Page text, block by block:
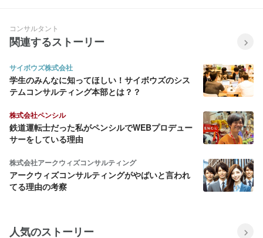
コンサルタント
関連するストーリー
サイボウズ株式会社
学生のみんなに知ってほしい！サイボウズのシス
テムコンサルティング本部とは？？
株式会社ペンシル
鉄道運転士だった私がペンシルでWEBプロデュー
サーをしている理由
株式会社アークウィズコンサルティング
アークウィズコンサルティングがやばいと言われ
てる理由の考察
人気のストーリー